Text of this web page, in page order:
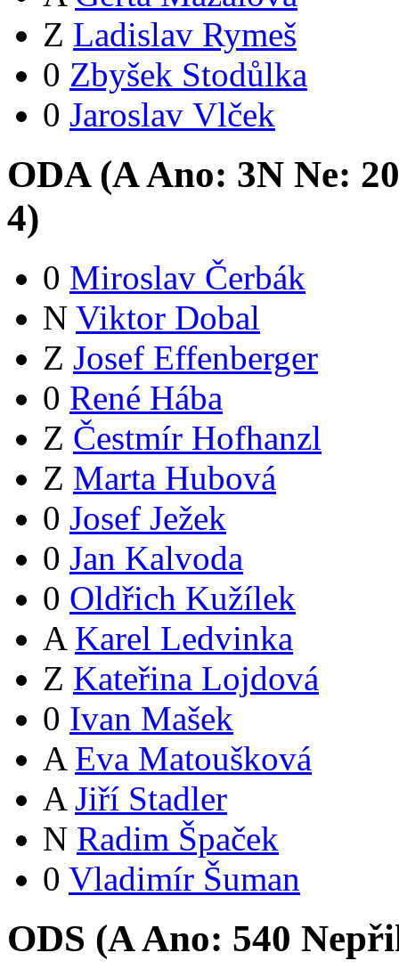
Z Ladislav Rymeš
0 Zbyšek Stodůlka
0 Jaroslav Vlček
ODA (AAno: 3N Ne: 20
4)
0 Miroslav Čerbák
N Viktor Dobal
Z Josef Effenberger
0 René Hába
Z Čestmír Hofhanzl
Z Marta Hubová
0 Josef Ježek
0 Jan Kalvoda
0 Oldřich Kužílek
A Karel Ledvinka
Z Kateřina Lojdová
0 Ivan Mašek
A Eva Matoušková
A Jiří Stadler
N Radim Špaček
0 Vladimír Šuman
ODS (AAno: 540